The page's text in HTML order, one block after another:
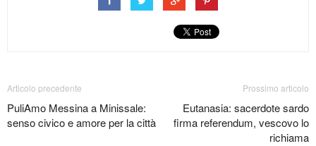
Articolo precedente
PuliAmo Messina a Minissale:
senso civico e amore per la città
Prossimo articolo
Eutanasia: sacerdote sardo
firma referendum, vescovo lo
richiama